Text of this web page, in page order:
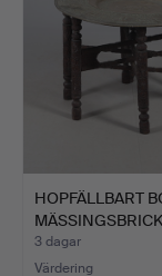
HOPFÄLLBART
3 dagar
Värdering